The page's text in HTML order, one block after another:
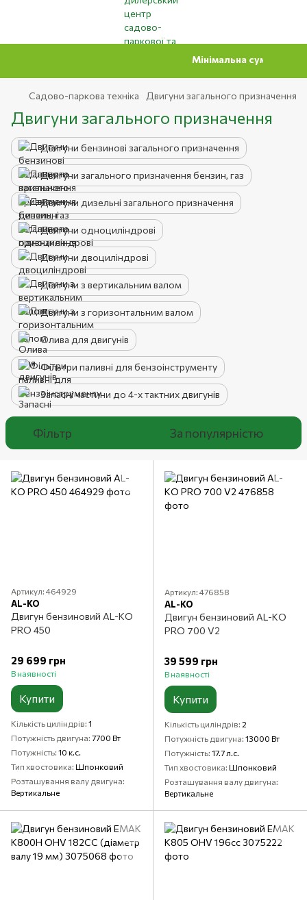
Мінімальна сума замовлення на
Садово-паркова техніка Двигуни загального призначення
Двигуни загального призначення
Двигуни бензинові загального призначення
Двигуни загального призначення бензин, газ
Двигуни дизельні загального призначення
Двигуни одноциліндрові
Двигуни двоциліндрові
Двигуни з вертикальним валом
Двигуни з горизонтальним валом
Олива для двигунів
Фільтри паливні для бензоінструменту
Запасні частини до 4-х тактних двигунів
Фільтр За популярністю
Артикул: 464929
AL-KO
Двигун бензиновий AL-KO
PRO 450
29 699 грн
В наявності
Купити
Кількість циліндрів 1
Потужність двигуна 7700 Вт
Потужність 10 к.с.
Тип хвостовика Шпонковий
Розташування валу двигуна
Вертикальне
Артикул: 476858
AL-KO
Двигун бензиновий AL-KO
PRO 700 V2
39 599 грн
В наявності
Купити
Кількість циліндрів 2
Потужність двигуна 13000 Вт
Потужність 17.7 л.с.
Тип хвостовика Шпонковий
Розташування валу двигуна
Вертикальне